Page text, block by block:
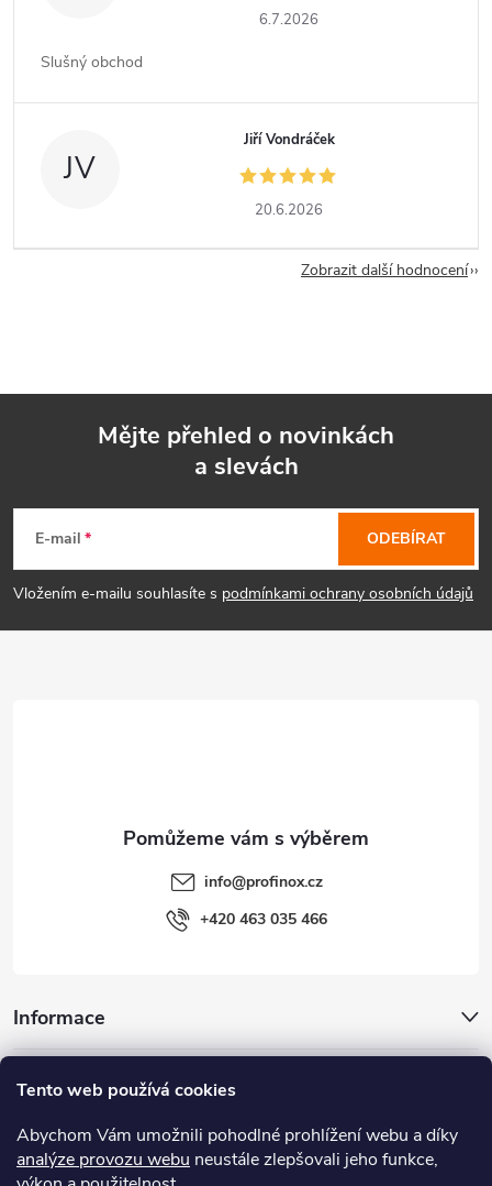
Tento web používá cookies
Abychom Vám umožnili pohodlné prohlížení webu a díky
analýze provozu webu neustále zlepšovali jeho funkce,
6.7.2026
Slušný obchod
JV
Jiří Vondráček
20.6.2026
Zobrazit další hodnocení
p
a
Mějte přehled o novinkách
a slevách
E-mail
Vložením e-mailu souhlasíte s podmínkami ochrany osobních údajů
ODEBÍRAT
Informace
Inspirace
Užitečné odkazy
info@profinox.cz
+420 463 035 466